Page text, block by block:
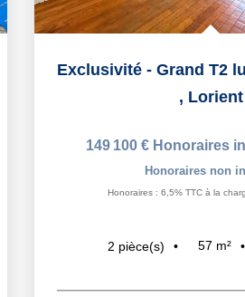
, Lorient
149 100 € Honoraires
Honoraires non
Honoraires : 6,5% TTC à la
2 pièce(s) 57 m²